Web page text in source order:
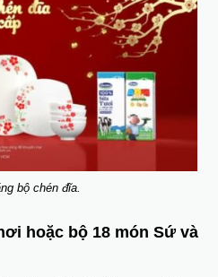
bộ chén đĩa.
hoặc bộ 18 món Sứ và